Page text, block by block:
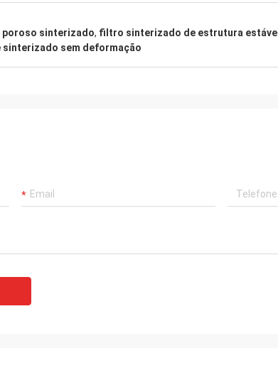
poroso sinterizado, filtro sinterizado de estrutura estável
sem deformação